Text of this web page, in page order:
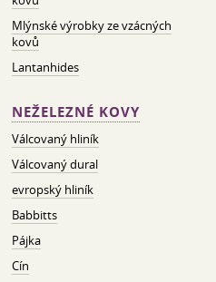
Mlýnské výrobky ze vzácných
kovů
Lantanhides
NEŽELEZNÉ KOVY
Válcovaný hliník
Válcovaný dural
evropský hliník
Babbitts
Pájka
Cín